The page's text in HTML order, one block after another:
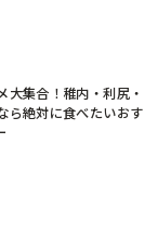
大集合！稚内・利尻・
ら絶対に食べたいおす